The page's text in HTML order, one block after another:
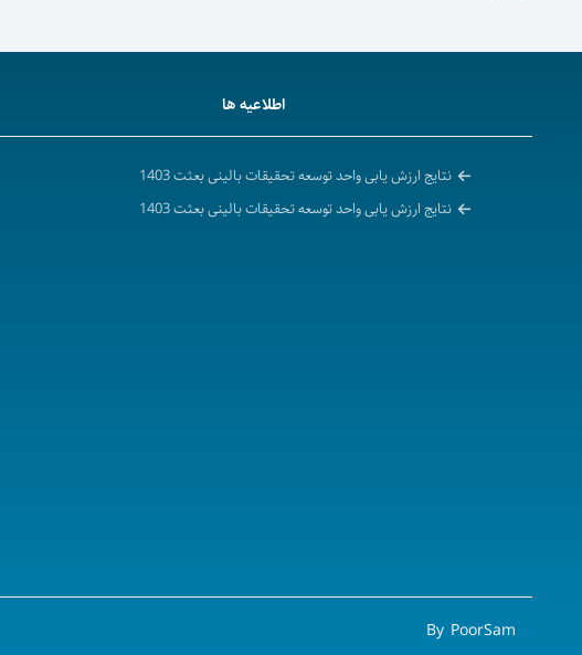
اطلاعیه ها
نتایج ارزش یابی واحد توسعه تحقیقات بالینی بعثت 1403
نتایج ارزش یابی واحد توسعه تحقیقات بالینی بعثت 1403
By PoorSam